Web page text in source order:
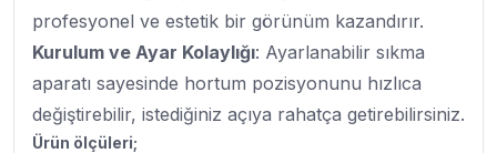
profesyonel ve estetik bir görünüm kazandırır.
Kurulum ve Ayar Kolaylığı: Ayarlanabilir sıkma
aparatı sayesinde hortum pozisyonunu hızlıca
değiştirebilir, istediğiniz açıya rahatça getirebilirsiniz.
Ürün ölçüleri;